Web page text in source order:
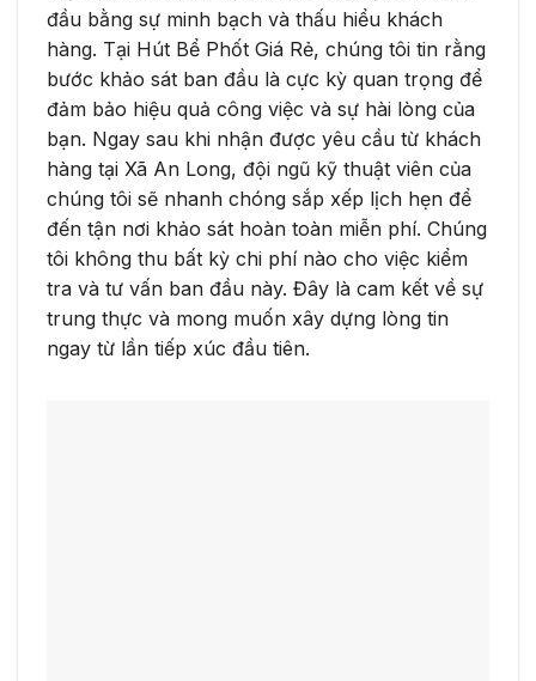
đầu bằng sự minh bạch và thấu hiểu khách
hàng. Tại Hút Bể Phốt Giá Rẻ, chúng tôi tin rằng
bước khảo sát ban đầu là cực kỳ quan trọng để
đảm bảo hiệu quả công việc và sự hài lòng của
bạn. Ngay sau khi nhận được yêu cầu từ khách
hàng tại Xã An Long, đội ngũ kỹ thuật viên của
chúng tôi sẽ nhanh chóng sắp xếp lịch hẹn để
đến tận nơi khảo sát hoàn toàn miễn phí. Chúng
tôi không thu bất kỳ chi phí nào cho việc kiểm
tra và tư vấn ban đầu này. Đây là cam kết về sự
trung thực và mong muốn xây dựng lòng tin
ngay từ lần tiếp xúc đầu tiên.